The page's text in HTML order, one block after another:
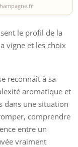
le profil de la
vigne et les choix
reconnaît à sa
aromatique et
dans une situation
comprendre
entre un
vraiment